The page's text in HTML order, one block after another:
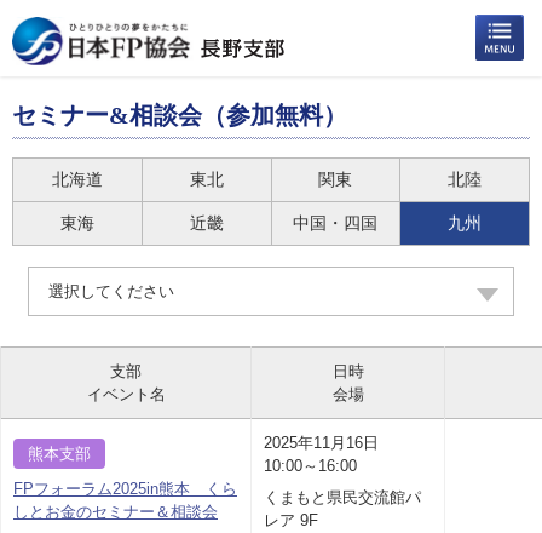
セミナー&相談会（参加無料）
北海道 東北 関東 北陸
東海 近畿 中国・四国 九州
選択してください
支部
イベント名
日時
会場
熊本支部
FPフォーラム2025in熊本 くら
しとお金のセミナー＆相談会
2025年11月16日
10:00～16:00
くまもと県民交流館パ
レア 9F